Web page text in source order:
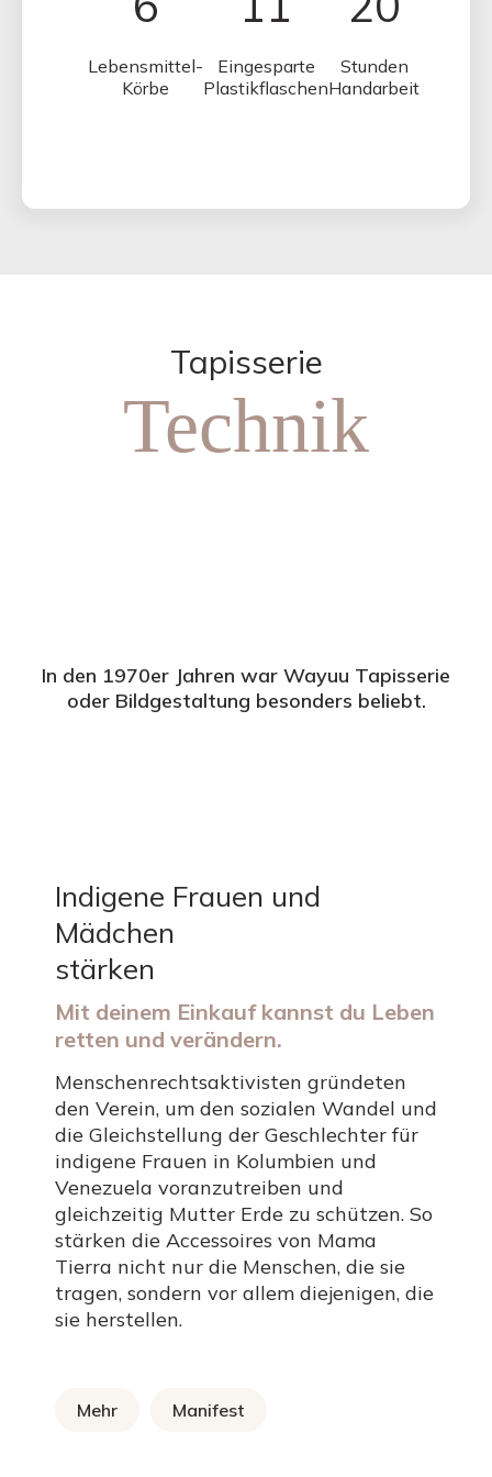
Lebensmittel-
Körbe
Eingesparte
Plastikflaschen
Stunden
Handarbeit
Tapisserie
Technik
In den 1970er Jahren war Wayuu Tapisserie
oder Bildgestaltung besonders beliebt.
Indigene Frauen und
Mädchen
stärken
Mit deinem Einkauf kannst du Leben
retten und verändern.
Menschenrechtsaktivisten gründeten
den Verein, um den sozialen Wandel und
die Gleichstellung der Geschlechter für
indigene Frauen in Kolumbien und
Venezuela voranzutreiben und
gleichzeitig Mutter Erde zu schützen. So
stärken die Accessoires von Mama
Tierra nicht nur die Menschen, die sie
tragen, sondern vor allem diejenigen, die
sie herstellen.
Mehr Manifest